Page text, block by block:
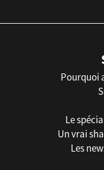
Pourquoi
Le
Un vrai
Les